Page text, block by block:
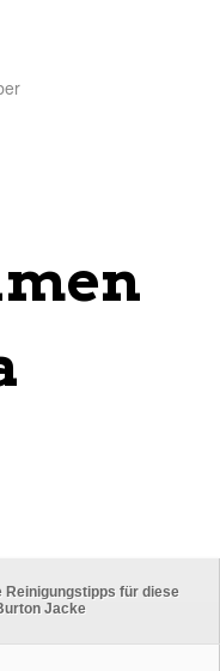
Reinigungstipps für diese
Jacke